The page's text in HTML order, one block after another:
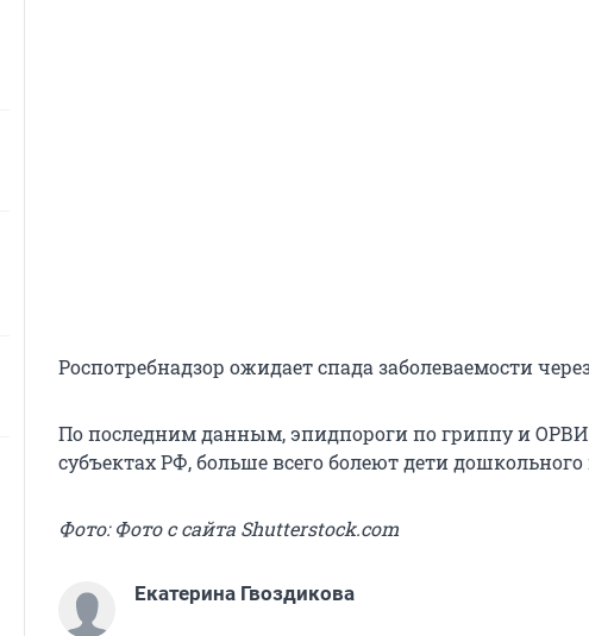
Роспотребнадзор ожидает спада заболеваемости
По последним данным, эпидпороги по гриппу и
субъектах РФ, больше всего болеют дети
Фото: Фото с сайта Shutterstock.com
Екатерина Гвоздикова